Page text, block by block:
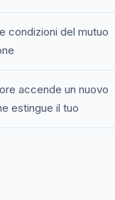
condizioni del mutuo
accende un nuovo
estingue il tuo